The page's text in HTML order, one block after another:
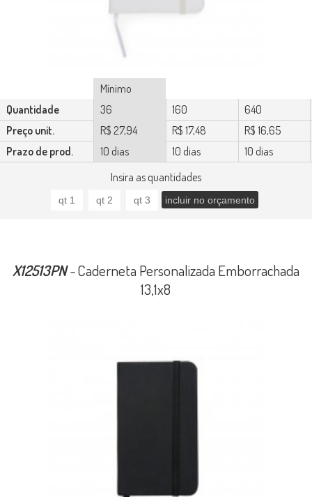
Insira as quantidades
Mínimo
Quantidade
36 160
640
Preço unit.
R$ 27,94 R$ 17,48
R$ 16,65
Prazo de prod.
10 dias 10 dias 10 dias
X12513PN-Caderneta Personalizada Emborrachada
13,1x8